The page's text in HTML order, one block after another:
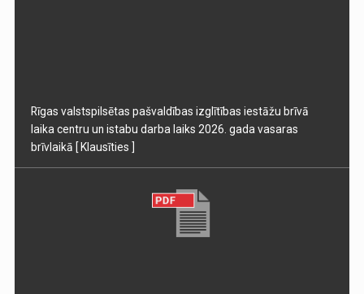
Rīgas valstspilsētas pašvaldības izglītības iestāžu brīvā
laika centru un istabu darba laiks 2026. gada vasaras
brīvlaikā [ Klausīties ]